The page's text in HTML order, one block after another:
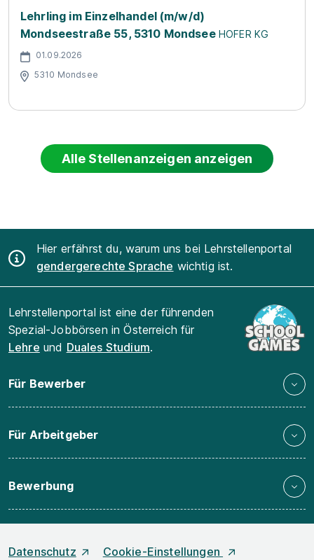
Lehrling im Einzelhandel (m/w/d)
Mondseestraße 55, 5310 Mondsee HOFER KG
01.09.2026
5310 Mondsee
Alle Stellenanzeigen anzeigen
Hier erfährst du, warum uns bei Lehrstellenportal
gendergerechte Sprache wichtig ist.
Lehrstellenportal ist eine der führenden
Spezial-Jobbörsen in Österreich für
Lehre und Duales Studium.
Für Bewerber
Für Arbeitgeber
Bewerbung
Datenschutz Cookie-Einstellungen